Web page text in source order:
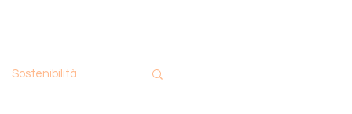
Sostenibilità